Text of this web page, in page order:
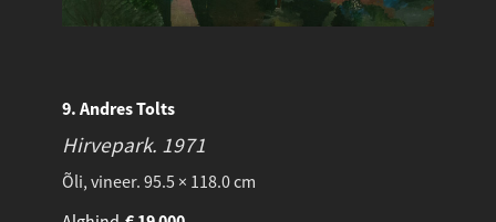
9. Andres Tolts
Hirvepark. 1971
Õli, vineer. 95.5 × 118.0 cm